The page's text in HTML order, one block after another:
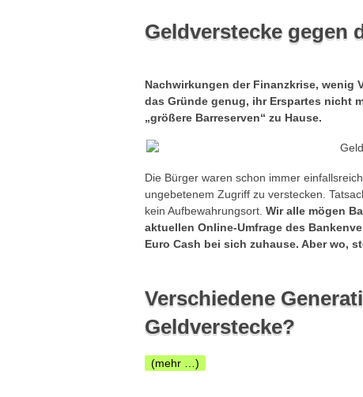
Geldverstecke gegen
Nachwirkungen der Finanzkrise, wenig
das Gründe genug, ihr Erspartes nicht
„größere Barreserven“ zu Hause.
Die Bürger waren schon immer
ungebetenem Zugriff zu verstecken.
kein Aufbewahrungsort. Wir alle mögen
aktuellen Online-Umfrage des
Euro Cash bei sich zuhause. Aber wo,
Verschiedene
Geldverstecke?
(mehr …)